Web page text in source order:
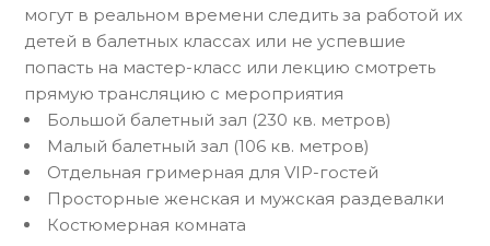
могут в реальном времени следить за работой их
детей в балетных классах или не успевшие
попасть на мастер-класс или лекцию смотреть
прямую трансляцию с мероприятия
Большой балетный зал (230 кв. метров)
Малый балетный зал (106 кв. метров)
Отдельная гримерная для VIP-гостей
Просторные женская и мужская раздевалки
Костюмерная комната